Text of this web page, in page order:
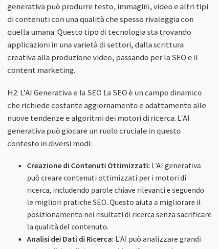
generativa può produrre testo, immagini, video e altri tipi
di contenuti con una qualità che spesso rivaleggia con
quella umana. Questo tipo di tecnologia sta trovando
applicazioni in una varietà di settori, dalla scrittura
creativa alla produzione video, passando per la SEO e il
content marketing.
H2: L'AI Generativa e la SEO La SEO è un campo dinamico
che richiede costante aggiornamento e adattamento alle
nuove tendenze e algoritmi dei motori di ricerca. L'AI
generativa può giocare un ruolo cruciale in questo
contesto in diversi modi:
Creazione di Contenuti Ottimizzati: L'AI generativa
può creare contenuti ottimizzati per i motori di
ricerca, includendo parole chiave rilevanti e seguendo
le migliori pratiche SEO. Questo aiuta a migliorare il
posizionamento nei risultati di ricerca senza sacrificare
la qualità del contenuto.
Analisi dei Dati di Ricerca: L'AI può analizzare grandi